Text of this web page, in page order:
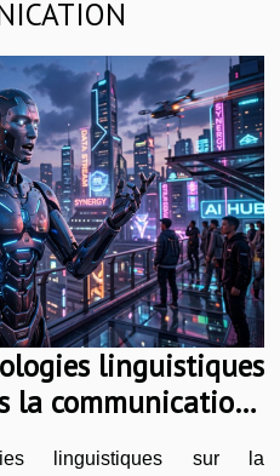
linguistiques
la communication
linguistiques sur la